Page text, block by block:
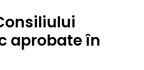
aprobate în